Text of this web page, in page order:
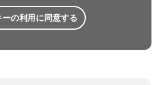
ーの利用に同意する